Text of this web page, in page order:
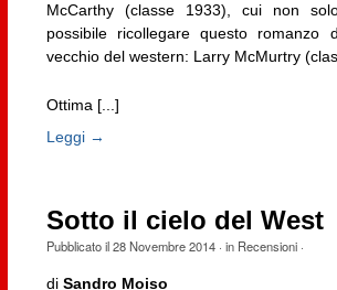
McCarthy (classe 1933), cui non
possibile ricollegare questo romanzo
vecchio del western: Larry McMurtry
Ottima [...]
Leggi →
Sotto il cielo del West
Pubblicato il28 Novembre 2014· in Recensioni·
di Sandro Moiso